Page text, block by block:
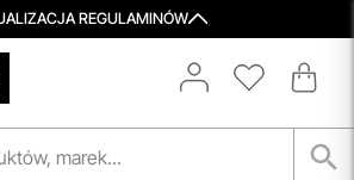
REGULAMINÓW
kosmetologicznej, która